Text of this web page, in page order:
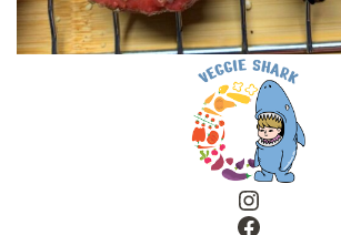
Instagram
Facebook